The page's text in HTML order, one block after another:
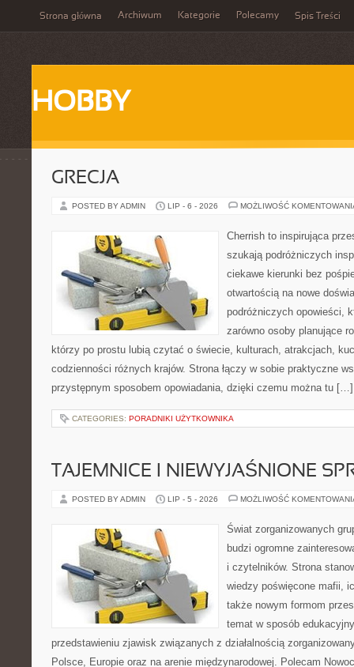
Strona główna Archiwum Kategorie Polecamy Spis Treści
HOBBY
GRECJA
POSTED BY ADMIN LIP - 6 - 2026 MOŻLIWOŚĆ
Cherrish to inspirująca
szukają podróżniczych
ciekawe kierunki bez
otwartością na nowe
podróżniczych opowieści,
zarówno osoby planujące
którzy po prostu lubią czytać o świecie, kulturach, atrakcjach,
codzienności różnych krajów. Strona łączy w sobie praktyczne
przystępnym sposobem opowiadania, dzięki czemu można tu […]
CATEGORIES: PORADNIKI UŻYTKOWNIKA
TAJEMNICE I NIEWYJAŚNIONE
POSTED BY ADMIN LIP - 5 - 2026 MOŻLIWOŚĆ
Świat zorganizowanych
budzi ogromne
i czytelników. Strona
wiedzy poświęcone mafii,
także nowym formom
temat w sposób
przedstawieniu zjawisk związanych z działalnością
Polsce, Europie oraz na arenie międzynarodowej. Polecam